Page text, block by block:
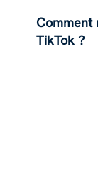
Comment
TikTok ?